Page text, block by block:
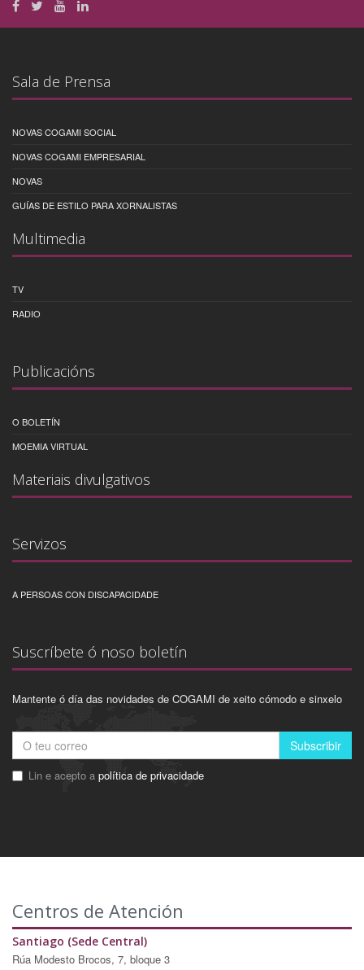
Sala de Prensa
NOVAS COGAMI SOCIAL
NOVAS COGAMI EMPRESARIAL
NOVAS
GUÍAS DE ESTILO PARA XORNALISTAS
Multimedia
TV
RADIO
Publicacións
O BOLETÍN
MOEMIA VIRTUAL
Materiais divulgativos
Servizos
A PERSOAS CON DISCAPACIDADE
Suscríbete ó noso boletín
Mantente ó día das novidades de COGAMI de xeito cómodo e sinxelo
Subscribir
Lin e acepto a política de privacidade
Centros de Atención
Santiago (Sede Central)
Rúa Modesto Brocos, 7, bloque 3